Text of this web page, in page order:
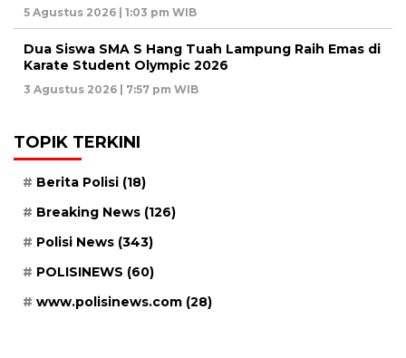
5 Agustus 2026 | 1:03 pm WIB
Dua Siswa SMA S Hang Tuah Lampung Raih Emas di
Karate Student Olympic 2026
3 Agustus 2026 | 7:57 pm WIB
TOPIK TERKINI
Berita Polisi (18)
Breaking News (126)
Polisi News (343)
POLISINEWS (60)
www.polisinews.com (28)